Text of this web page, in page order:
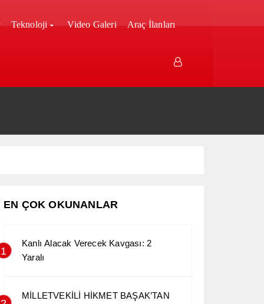
Teknoloji Video Galeri Araç İlanları
EN ÇOK OKUNANLAR
1
Kanlı Alacak Verecek Kavgası: 2
Yaralı
MİLLETVEKİLİ HİKMET BAŞAK’TAN